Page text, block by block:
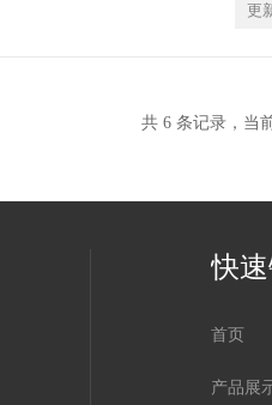
更
共 6 条记录，当
快
首页
产品展